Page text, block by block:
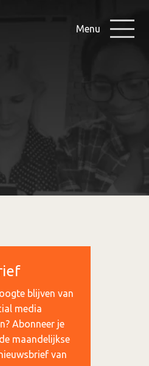
Menu
blijven van
media
Abonneer je
maandelijkse
van